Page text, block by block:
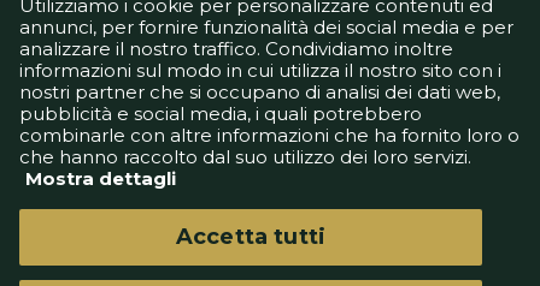
Informativa Privacy
Informativa Cookie
Tech App
Gestione preferenze
support@goldbetlive.it
Utilizziamo i cookie per personalizzare contenuti ed
annunci, per fornire funzionalità dei social media e per
analizzare il nostro traffico. Condividiamo inoltre
informazioni sul modo in cui utilizza il nostro sito con i
nostri partner che si occupano di analisi dei dati web,
pubblicità e social media, i quali potrebbero
combinarle con altre informazioni che ha fornito loro o
che hanno raccolto dal suo utilizzo dei loro servizi.
Mostra dettagli
Accetta tutti